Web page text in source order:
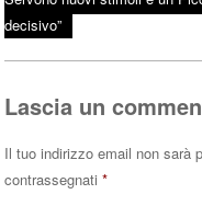
okr A
pp
decisivo”
Lascia un
Il tuo indirizzo email non sarà
contrassegnati*